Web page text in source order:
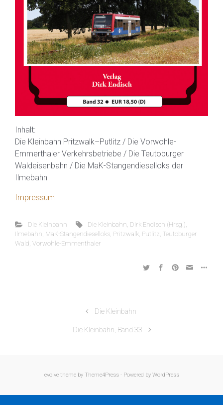
Inhalt:
Die Kleinbahn Pritzwalk–Putlitz / Die Vorwohle-
Emmerthaler Verkehrsbetriebe / Die Teutoburger
Waldeisenbahn / Die MaK-Stangendieselloks der
Ilmebahn
Impressum
Die Kleinbahn Die Kleinbahn Dirk Endisch (Hrsg.)
Ilmebahn MaK-Stangendieselloks Pritzwalk Putlitz Teutoburger
Wald Vorwohle-Emmenthaler
Die Kleinbahn
Die Kleinbahn, Band 33
evolvetheme by Theme4Press - Powered by WordPress